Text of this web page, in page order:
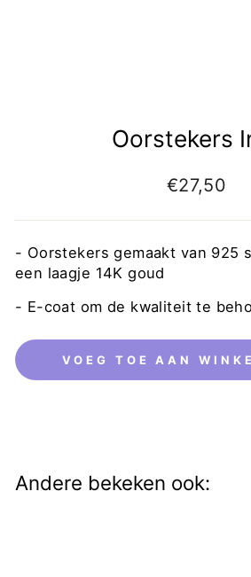
Oorstekers
€27,50
- Oorstekers gemaakt van 925
een laagje 14K goud
- E-coat om de kwaliteit te
VOEG TOE AAN
Andere bekeken ook: